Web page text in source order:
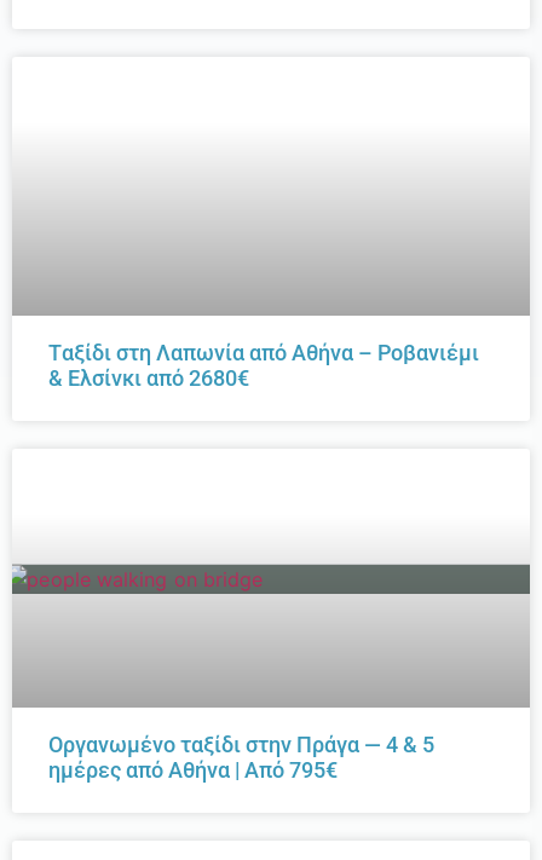
Tαξίδι στη Λαπωνία από Αθήνα – Ροβανιέμι
& Ελσίνκι από 2680€
Οργανωμένο ταξίδι στην Πράγα — 4 & 5
ημέρες από Αθήνα | Από 795€